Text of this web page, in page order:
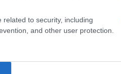
to security, including
and other user protection.